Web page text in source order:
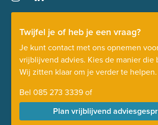
Twijfel je of heb je een vraag?
Je kunt contact met ons opnemen
vrijblijvend advies. Kies de manier die
Wij zitten klaar om je verder te helpen.
Bel 085 273 3339of
Plan vrijblijvend